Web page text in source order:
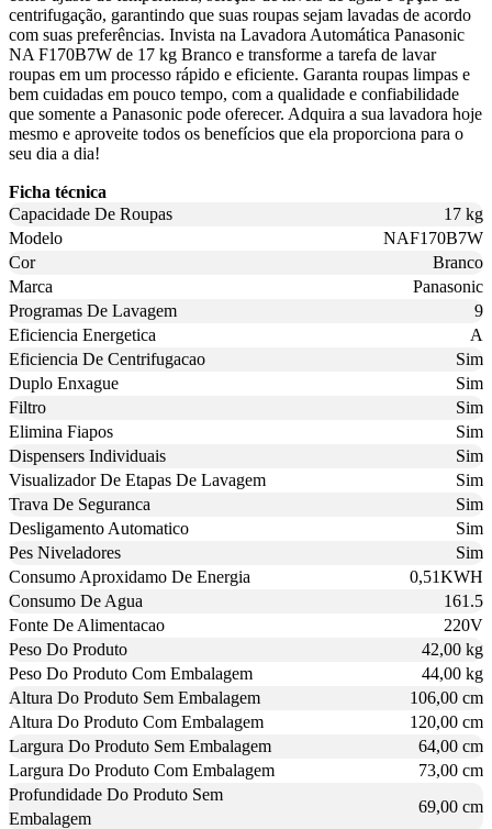
centrifugação, garantindo que suas roupas sejam lavadas de acordo
com suas preferências. Invista na Lavadora Automática Panasonic
NA F170B7W de 17 kg Branco e transforme a tarefa de lavar
roupas em um processo rápido e eficiente. Garanta roupas limpas e
bem cuidadas em pouco tempo, com a qualidade e confiabilidade
que somente a Panasonic pode oferecer. Adquira a sua lavadora hoje
mesmo e aproveite todos os benefícios que ela proporciona para o
seu dia a dia!
Ficha técnica
Capacidade De Roupas
17 kg
Modelo
NAF170B7W
Cor
Branco
Marca
Panasonic
Programas De Lavagem
9
Eficiencia Energetica
A
Eficiencia De Centrifugacao
Sim
Duplo Enxague
Sim
Filtro
Sim
Elimina Fiapos
Sim
Dispensers Individuais
Sim
Visualizador De Etapas De Lavagem
Sim
Trava De Seguranca
Sim
Desligamento Automatico
Sim
Pes Niveladores
Sim
Consumo Aproxidamo De Energia
0,51KWH
Consumo De Agua
161.5
Fonte De Alimentacao
220V
Peso Do Produto
42,00 kg
Peso Do Produto Com Embalagem
44,00 kg
Altura Do Produto Sem Embalagem
106,00 cm
Altura Do Produto Com Embalagem
120,00 cm
Largura Do Produto Sem Embalagem
64,00 cm
Largura Do Produto Com Embalagem
73,00 cm
Profundidade Do Produto Sem
Embalagem
69,00 cm